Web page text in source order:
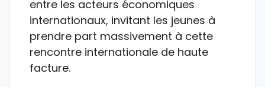
entre les acteurs économiques
internationaux, invitant les jeunes à
prendre part massivement à cette
rencontre internationale de haute
facture.